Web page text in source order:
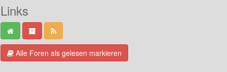
Links
Alle Foren als gelesen markieren